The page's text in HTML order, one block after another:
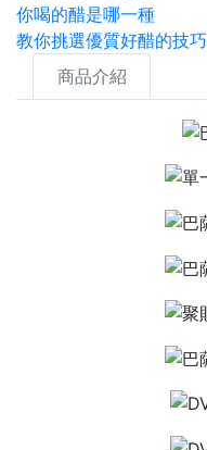
你喝的醋是哪一種
教你挑選優質好醋的技巧
商品介紹